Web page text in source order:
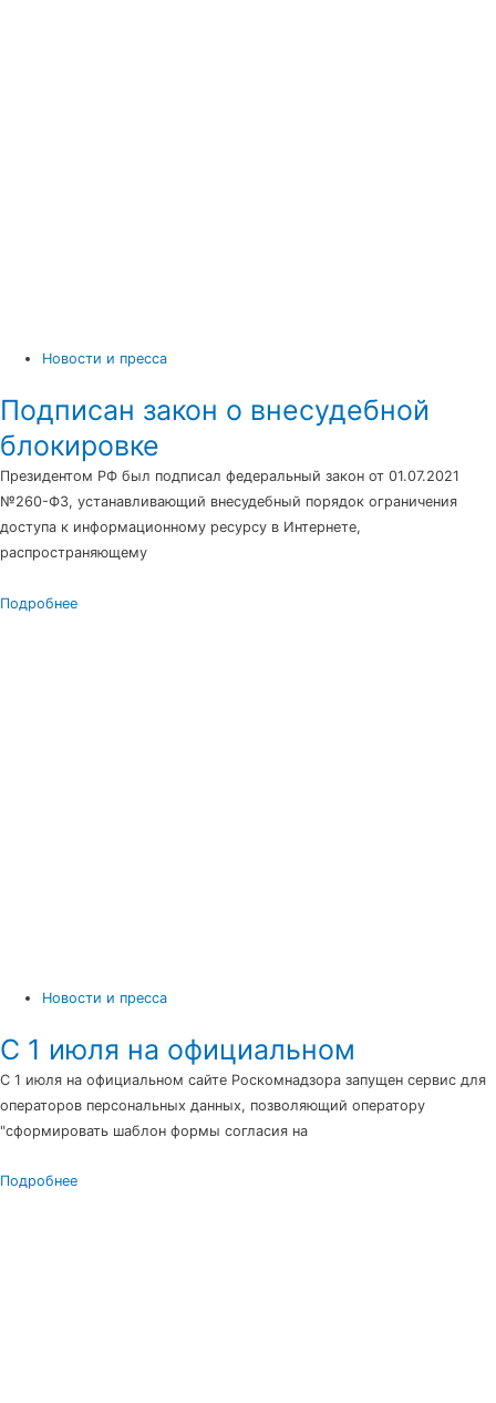
Новости и пресса
Подписан закон о внесудебной
блокировке
Президентом РФ был подписал федеральный закон от 01.07.2021
№260-ФЗ, устанавливающий внесудебный порядок ограничения
доступа к информационному ресурсу в Интернете,
распространяющему
Подробнее
Новости и пресса
С 1 июля на официальном
С 1 июля на официальном сайте Роскомнадзора запущен сервис для
операторов персональных данных, позволяющий оператору
"сформировать шаблон формы согласия на
Подробнее